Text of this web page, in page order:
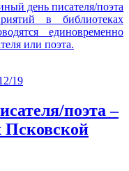
день писателя/поэта
в библиотеках
единовременно
или поэта.
19
поэта –
Псковской